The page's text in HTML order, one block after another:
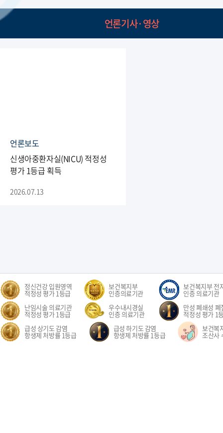
언론기사·영상
언론보도
신생아중환자실(NICU) 적정성
평가 1등급 획득
2026.07.13
정신건강 입원영역
적정성 평가 1등급
보건복지부
인증의료기관
보건복지부 전
인증 의료기관
난임시술 의료기관
적정성 평가 1등급
우수내시경실
인증 의료기관
만성 폐쇄성
적정성 평가 1
급성 상기도 감염
항생제 처방률 1등급
급성 하기도 감염
항생제 처방률 1등급
보건복
조산사